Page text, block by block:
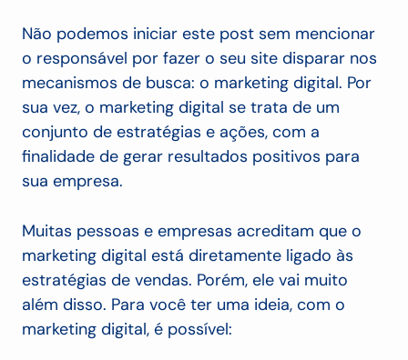
Não podemos iniciar este post sem mencionar
o responsável por fazer o seu site disparar nos
mecanismos de busca: o marketing digital. Por
sua vez, o marketing digital se trata de um
conjunto de estratégias e ações, com a
finalidade de gerar resultados positivos para
sua empresa.
Muitas pessoas e empresas acreditam que o
marketing digital está diretamente ligado às
estratégias de vendas. Porém, ele vai muito
além disso. Para você ter uma ideia, com o
marketing digital, é possível: